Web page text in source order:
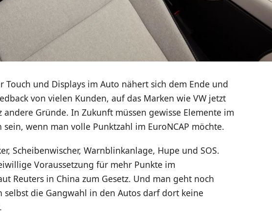
Touch und Displays im Auto nähert sich dem Ende und
von vielen Kunden, auf das Marken wie VW jetzt
andere Gründe. In Zukunft müssen gewisse Elemente im
wenn man volle Punktzahl im EuroNCAP möchte.
Scheibenwischer, Warnblinkanlage, Hupe und SOS.
Voraussetzung für mehr Punkte im
Reuters in China zum Gesetz. Und man geht noch
selbst die Gangwahl in den Autos darf dort keine